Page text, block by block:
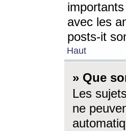
avec les
posts-it
Haut
» Que
Les
ne